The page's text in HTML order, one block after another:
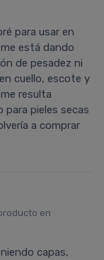
para usar en
está dando
de pesadez ni
cuello, escote y
resulta
para pieles secas
a comprar
en
capas,